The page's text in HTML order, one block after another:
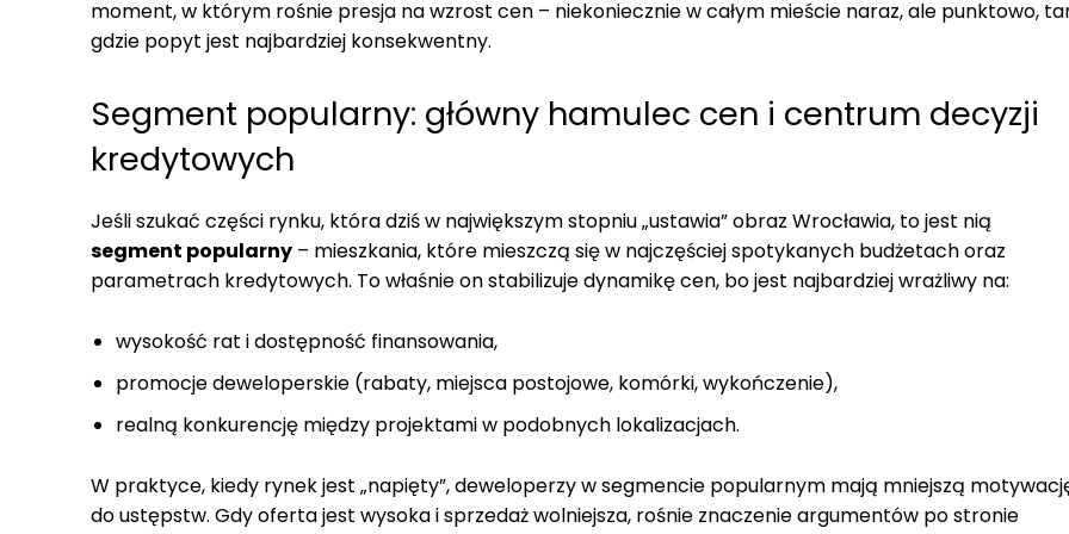
moment, w którym rośnie presja na wzrost cen – niekoniecznie w całym mieście naraz, ale punktowo,
gdzie popyt jest najbardziej konsekwentny.
Segment popularny: główny hamulec cen i centrum decyzji
kredytowych
Jeśli szukać części rynku, która dziś w największym stopniu „ustawia” obraz Wrocławia, to jest nią
segment popularny – mieszkania, które mieszczą się w najczęściej spotykanych budżetach oraz
parametrach kredytowych. To właśnie on stabilizuje dynamikę cen, bo jest najbardziej wrażliwy na:
wysokość rat i dostępność finansowania,
promocje deweloperskie (rabaty, miejsca postojowe, komórki, wykończenie),
realną konkurencję między projektami w podobnych lokalizacjach.
W praktyce, kiedy rynek jest „napięty”, deweloperzy w segmencie popularnym mają mniejszą
do ustępstw. Gdy oferta jest wysoka i sprzedaż wolniejsza, rośnie znaczenie argumentów po stronie